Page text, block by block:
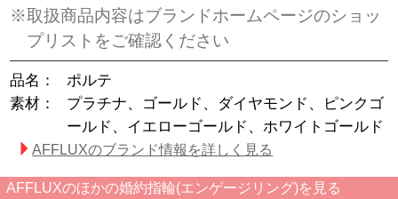
※取扱商品内容はブランドホームページのショッ
プリストをご確認ください
品名：
ポルテ
素材：
プラチナ、ゴールド、ダイヤモンド、ピンクゴ
ールド、イエローゴールド、ホワイトゴールド
AFFLUXのブランド情報を詳しく見る
AFFLUXのほかの婚約指輪(エンゲージリング)を見る